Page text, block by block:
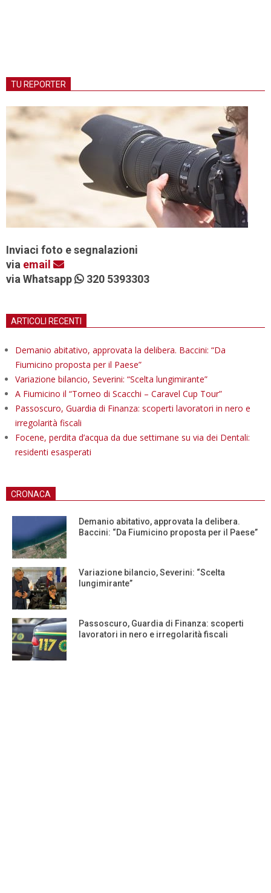
TU REPORTER
Inviaci foto e segnalazioni
via email
via Whatsapp
320 5393303
ARTICOLI RECENTI
Demanio abitativo, approvata la delibera. Baccini: “Da
Fiumicino proposta per il Paese”
Variazione bilancio, Severini: “Scelta lungimirante”
A Fiumicino il “Torneo di Scacchi – Caravel Cup Tour”
Passoscuro, Guardia di Finanza: scoperti lavoratori in nero e
irregolarità fiscali
Focene, perdita d’acqua da due settimane su via dei Dentali:
residenti esasperati
CRONACA
Demanio abitativo, approvata la delibera.
Baccini: “Da Fiumicino proposta per il Paese”
Variazione bilancio, Severini: “Scelta
lungimirante”
Passoscuro, Guardia di Finanza: scoperti
lavoratori in nero e irregolarità fiscali